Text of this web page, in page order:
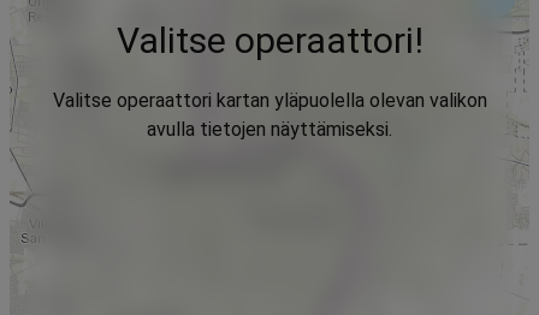
Valitse operaattori!
Valitse operaattori kartan yläpuolella olevan valikon
avulla tietojen näyttämiseksi.